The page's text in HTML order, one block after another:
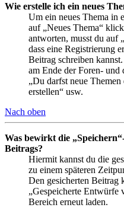
Wie erstelle ich ein neues
Um ein neues Thema in
auf „Neues Thema“
antworten, musst du auf
dass eine Registrierung
Beitrag schreiben
am Ende der Foren- und
„Du darfst neue
erstellen“ usw.
Nach oben
Was bewirkt die
Beitrags?
Hiermit kannst du die
zu einem späteren
Den gesicherten Beitrag
„Gespeicherte Entwürfe
Bereich erneut laden.